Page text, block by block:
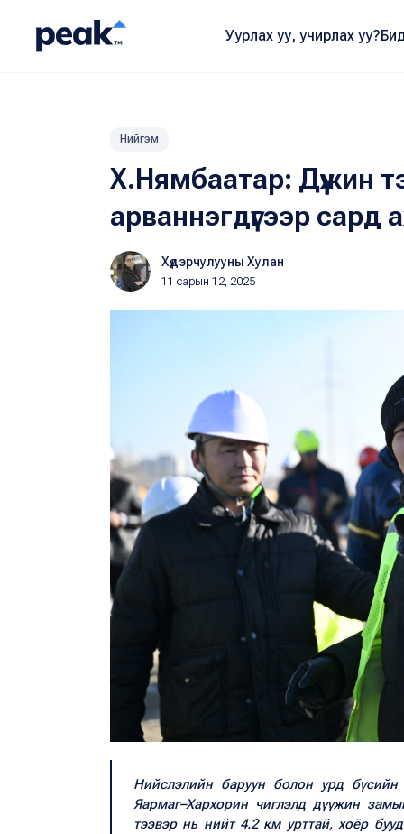
Уурлах уу, учирлах уу?
Нийгэм
Х.Нямбаатар: Дүүжин
арваннэгдүгээр
Хүдэрчулууны Хулан
11 сарын 12, 2025
Нийслэлийн баруун болон урд бүсийн
Яармаг–Хархорин чиглэлд дүүжин
тээвэр нь нийт 4.2 км урттай, хоёр